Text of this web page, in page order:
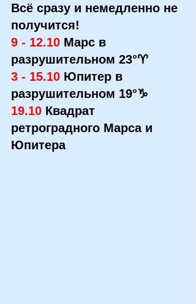
Всё сразу и немедленно не
получится!
9 - 12.10 Марс в
разрушительном 23°♈
3 - 15.10 Юпитер в
разрушительном 19°♑
19.10 Квадрат
ретроградного Марса и
Юпитера